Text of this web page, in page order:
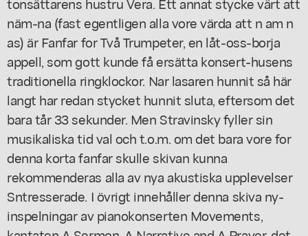
näm-na (fast egentligen alla vore värda att n am n
as) är Fanfar for Två Trumpeter, en låt-oss-borja
appell, som gott kunde få ersätta konsert-husens
traditionella ringklockor. Nar lasaren hunnit så här
langt har redan stycket hunnit sluta, eftersom det
bara tår 33 sekunder. Men Stravinsky fyller sin
musikaliska tid val och t.o.m. om det bara vore for
denna korta fanfar skulle skivan kunna
rekommenderas alla av nya akustiska upplevelser
Sntresserade. I övrigt innehåller denna skiva ny-
inspelningar av pianokonserten Movements,